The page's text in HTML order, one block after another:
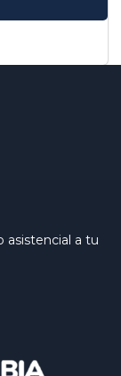
asistencial a tu